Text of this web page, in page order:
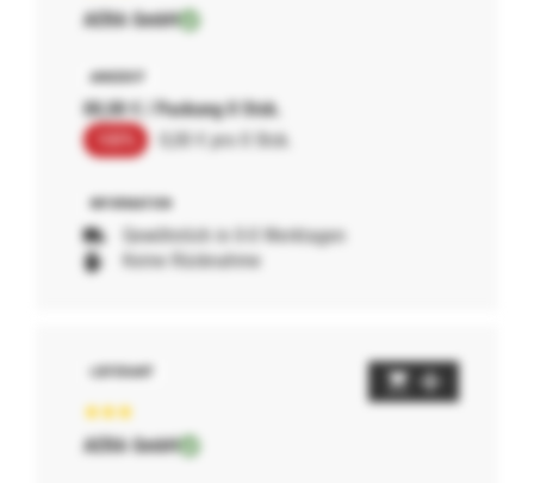
AERA GmbH
00,00 € / Packung 0 Stck.
0,00 € pro 0 Stck.
Gewöhnlich in 0-0 Werktagen
Keine Rücknahme
AERA GmbH